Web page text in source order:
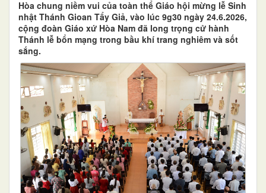
Hòa chung niềm vui của toàn thể Giáo hội mừng lễ Sinh
nhật Thánh Gioan Tẩy Giả, vào lúc 9g30 ngày 24.6.2026,
cộng đoàn Giáo xứ Hòa Nam đã long trọng cử hành
Thánh lễ bổn mạng trong bầu khí trang nghiêm và sốt
sắng.